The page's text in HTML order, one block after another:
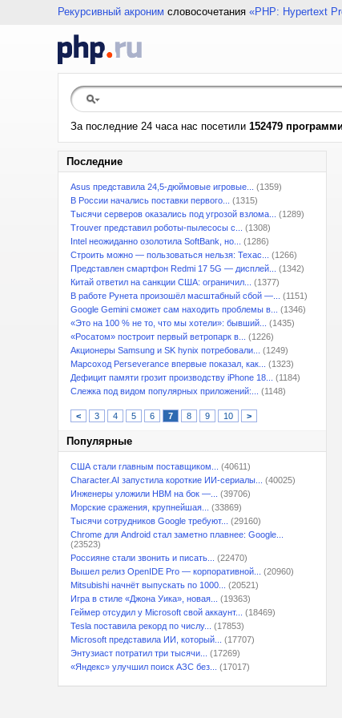
Рекурсивный акроним словосочетания «PHP: Hypertext
За последние 24 часа нас посетили 152479
Последние
Asus представила 24,5-дюймовые игровые...
(1359)
В России начались поставки первого...
(1315)
Тысячи серверов оказались под угрозой взлома...
(1289)
Trouver представил роботы-пылесосы с...
(1308)
Intel неожиданно озолотила SoftBank, но...
(1286)
Строить можно — пользоваться нельзя: Техас...
(1266)
Представлен смартфон Redmi 17 5G — дисплей...
(1342)
Китай ответил на санкции США: ограничил...
(1377)
В работе Рунета произошёл масштабный сбой —...
(1151)
Google Gemini сможет сам находить проблемы в...
(1346)
«Это на 100 % не то, что мы хотели»: бывший...
(1435)
«Росатом» построит первый ветропарк в...
(1226)
Акционеры Samsung и SK hynix потребовали...
(1249)
Марсоход Perseverance впервые показал, как...
(1323)
Дефицит памяти грозит производству iPhone 18...
(1184)
Слежка под видом популярных приложений:...
(1148)
< 3 4 5 6 7 8 9 10 >
Популярные
США стали главным поставщиком...
(40611)
Character.AI запустила короткие ИИ-сериалы...
(40025)
Инженеры уложили HBM на бок —...
(39706)
Морские сражения, крупнейшая...
(33869)
Тысячи сотрудников Google требуют...
(29160)
Chrome для Android стал заметно плавнее: Google...
(23523)
Россияне стали звонить и писать...
(22470)
Вышел релиз OpenIDE Pro — корпоративной...
(20960)
Mitsubishi начнёт выпускать по 1000...
(20521)
Игра в стиле «Джона Уика», новая...
(19363)
Геймер отсудил у Microsoft свой аккаунт...
(18469)
Tesla поставила рекорд по числу...
(17853)
Microsoft представила ИИ, который...
(17707)
Энтузиаст потратил три тысячи...
(17269)
«Яндекс» улучшил поиск АЗС без...
(17017)